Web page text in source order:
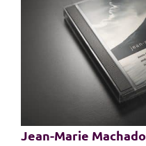
Jean-Marie Machado